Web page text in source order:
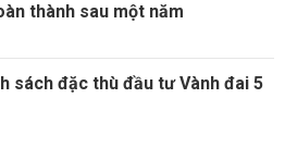
thành sau một năm
sách đặc thù đầu tư Vành đai 5